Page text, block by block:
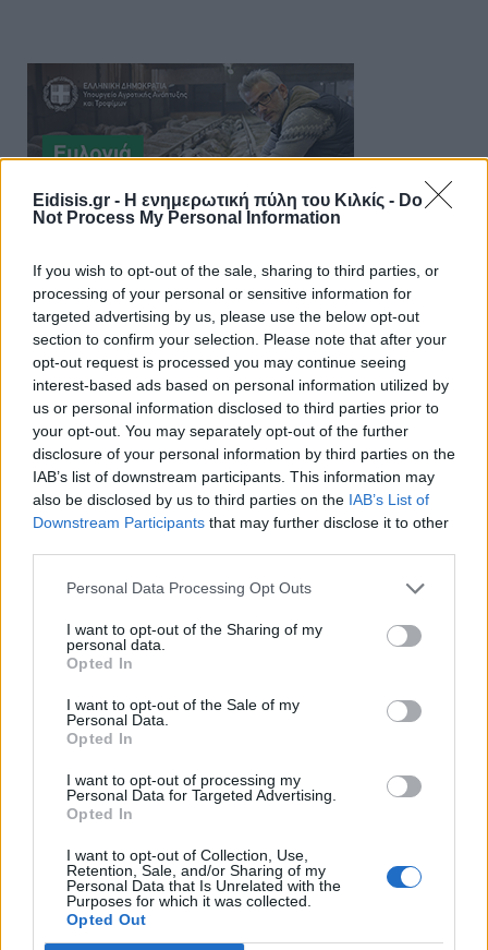
Eidisis.gr - Η ενημερωτική πύλη του Κιλκίς - Do
Not Process My Personal Information
If you wish to opt-out of the sale, sharing to third parties, or
processing of your personal or sensitive information for
targeted advertising by us, please use the below opt-out
section to confirm your selection. Please note that after your
opt-out request is processed you may continue seeing
interest-based ads based on personal information utilized by
us or personal information disclosed to third parties prior to
your opt-out. You may separately opt-out of the further
disclosure of your personal information by third parties on the
IAB’s list of downstream participants. This information may
also be disclosed by us to third parties on the IAB’s List of
Downstream Participants that may further disclose it to other
Personal Data Processing Opt Outs
I want to opt-out of the Sharing of my
personal data.
Opted In
I want to opt-out of the Sale of my
Personal Data.
Opted In
I want to opt-out of processing my
Personal Data for Targeted Advertising.
Opted In
I want to opt-out of Collection, Use,
Retention, Sale, and/or Sharing of my
Personal Data that Is Unrelated with the
Purposes for which it was collected.
Opted Out
Πρωινή